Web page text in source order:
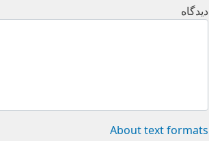
دیدگاه
About text formats